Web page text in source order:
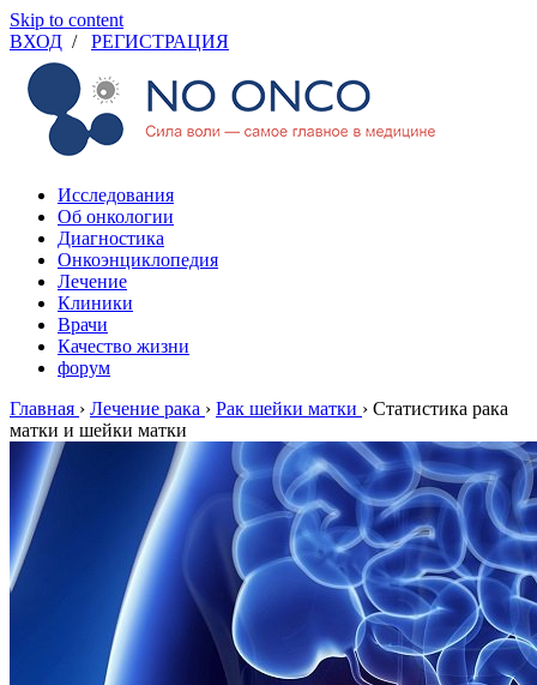
Skip to content
ВХОД / РЕГИСТРАЦИЯ
Исследования
Об онкологии
Диагностика
Онкоэнциклопедия
Лечение
Клиники
Врачи
Качество жизни
форум
Главная › Лечение рака › Рак шейки матки › Статистика рака
матки и шейки матки